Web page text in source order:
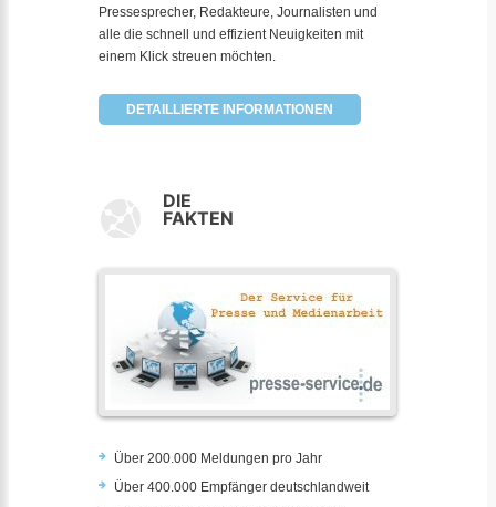
Pressesprecher, Redakteure, Journalisten und
alle die schnell und effizient Neuigkeiten mit
einem Klick streuen möchten.
DETAILLIERTE INFORMATIONEN
DIE
FAKTEN
Über 200.000 Meldungen pro Jahr
Über 400.000 Empfänger deutschlandweit